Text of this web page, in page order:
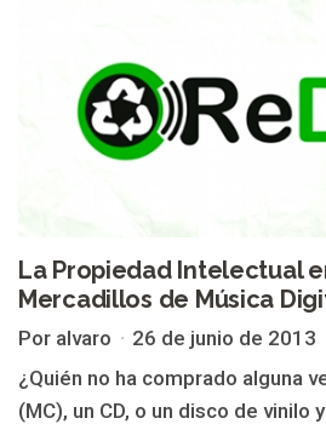
La Propiedad Intelectual
Mercadillos de Música
Por alvaro 26 de junio de 2013
¿Quién no ha comprado alguna
(MC), un CD, o un disco de vinilo